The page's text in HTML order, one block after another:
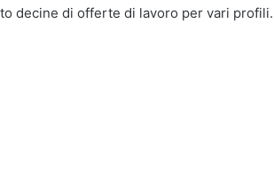
decine di offerte di lavoro per vari profili.